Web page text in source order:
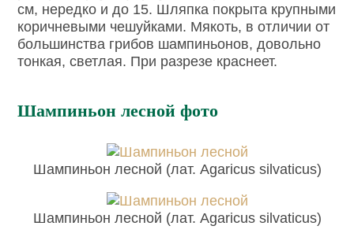
см, нередко и до 15. Шляпка покрыта крупными
коричневыми чешуйками. Мякоть, в отличии от
большинства грибов шампиньонов, довольно
тонкая, светлая. При разрезе краснеет.
Шампиньон лесной фото
Шампиньон лесной (лат. Agaricus silvaticus)
Шампиньон лесной (лат. Agaricus silvaticus)